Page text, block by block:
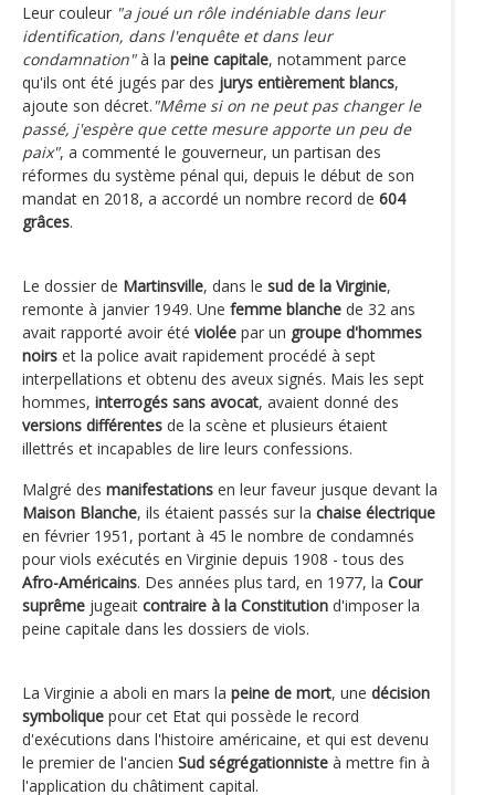
Leur couleur "a joué un rôle indéniable dans leur
identification, dans l'enquête et dans leur
condamnation"à la peine capitale, notamment parce
qu'ils ont été jugés par des jurys entièrement blancs,
ajoute son décret. "Même si on ne peut pas changer le
passé, j'espère que cette mesure apporte un peu de
paix", a commenté le gouverneur, un partisan des
réformes du système pénal qui, depuis le début de son
mandat en 2018, a accordé un nombre record de 604
grâces.
Le dossier de Martinsville, dans le sud de la Virginie,
remonte à janvier 1949. Une femme blanche de 32 ans
avait rapporté avoir été violée par un groupe d'hommes
noirs et la police avait rapidement procédé à sept
interpellations et obtenu des aveux signés. Mais les sept
hommes, interrogés sans avocat, avaient donné des
versions différentes de la scène et plusieurs étaient
illettrés et incapables de lire leurs confessions.
Malgré des manifestations en leur faveur jusque devant la
Maison Blanche, ils étaient passés sur la chaise électrique
en février 1951, portant à 45 le nombre de condamnés
pour viols exécutés en Virginie depuis 1908 - tous des
Afro-Américains. Des années plus tard, en 1977, la Cour
suprême jugeait contraire à la Constitution d'imposer la
peine capitale dans les dossiers de viols.
La Virginie a aboli en mars la peine de mort, une décision
symbolique pour cet Etat qui possède le record
d'exécutions dans l'histoire américaine, et qui est devenu
le premier de l'ancien Sud ségrégationniste à mettre fin à
l'application du châtiment capital.